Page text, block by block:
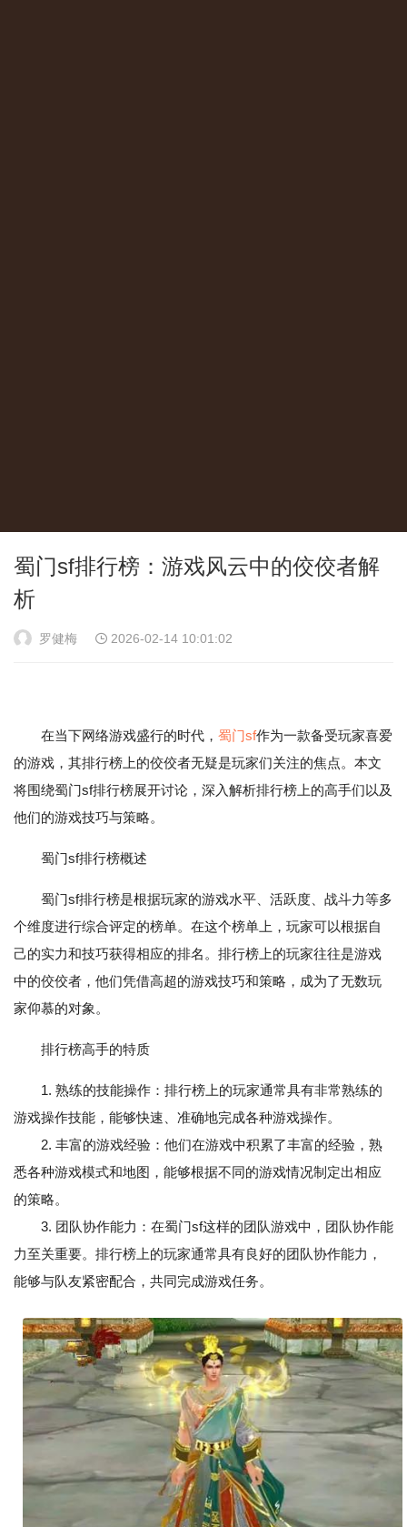
蜀门sf排行榜：游戏风云中的佼佼者解
析
罗健梅 2026-02-14 10:01:02
在当下网络游戏盛行的时代， 蜀门sf作为一款备受玩家喜爱
的游戏，其排行榜上的佼佼者无疑是玩家们关注的焦点。本文
将围绕蜀门sf排行榜展开讨论，深入解析排行榜上的高手们以及
他们的游戏技巧与策略。
蜀门sf排行榜概述
蜀门sf排行榜是根据玩家的游戏水平、活跃度、战斗力等多
个维度进行综合评定的榜单。在这个榜单上，玩家可以根据自
己的实力和技巧获得相应的排名。排行榜上的玩家往往是游戏
中的佼佼者，他们凭借高超的游戏技巧和策略，成为了无数玩
家仰慕的对象。
排行榜高手的特质
1. 熟练的技能操作：排行榜上的玩家通常具有非常熟练的
游戏操作技能，能够快速、准确地完成各种游戏操作。
2. 丰富的游戏经验：他们在游戏中积累了丰富的经验，熟
悉各种游戏模式和地图，能够根据不同的游戏情况制定出相应
的策略。
3. 团队协作能力：在蜀门sf这样的团队游戏中，团队协作能
力至关重要。排行榜上的玩家通常具有良好的团队协作能力，
能够与队友紧密配合，共同完成游戏任务。